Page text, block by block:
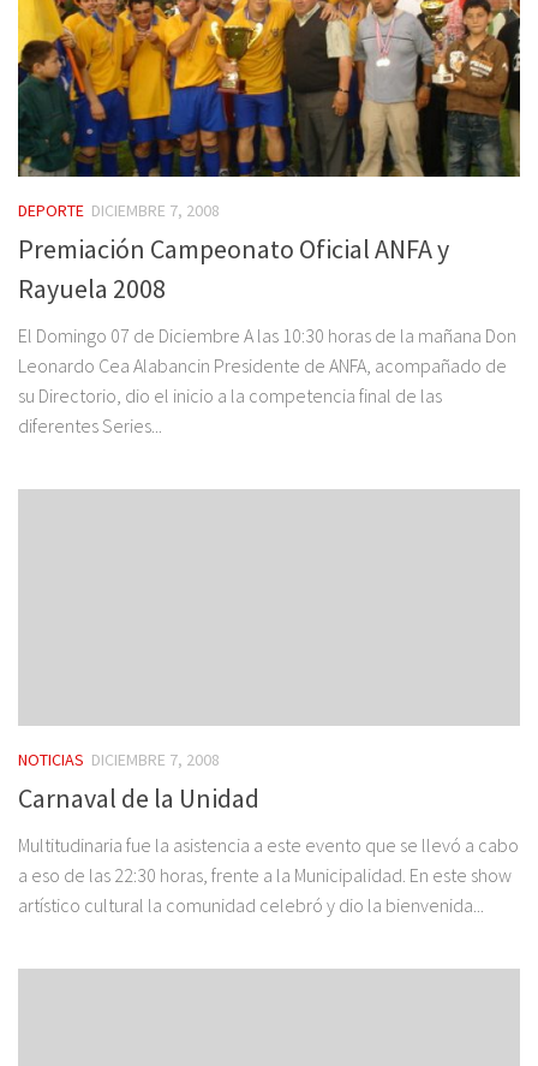
DEPORTE DICIEMBRE 7, 2008
Premiación Campeonato Oficial ANFA y
Rayuela 2008
El Domingo 07 de Diciembre A las 10:30 horas de la mañana Don
Leonardo Cea Alabancin Presidente de ANFA, acompañado de
su Directorio, dio el inicio a la competencia final de las
diferentes Series...
NOTICIAS DICIEMBRE 7, 2008
Carnaval de la Unidad
Multitudinaria fue la asistencia a este evento que se llevó a cabo
a eso de las 22:30 horas, frente a la Municipalidad. En este show
artístico cultural la comunidad celebró y dio la bienvenida...